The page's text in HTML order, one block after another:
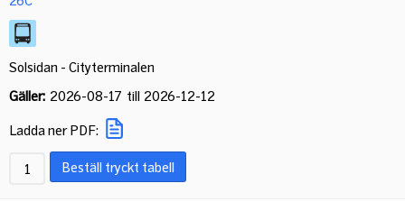
Solsidan - Cityterminalen
Gäller: 2026-08-17 till 2026-12-12
Ladda ner PDF:
Beställ tryckt tabell